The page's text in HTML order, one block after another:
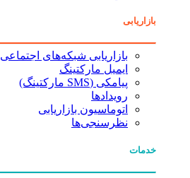
بازاریابی
بازاریابی شبکه‌های اجتماعی
ایمیل مارکتینگ
پیامکی (SMS مارکتینگ)
رویدادها
اتوماسیون بازاریابی
نظرسنجی‌ها
خدمات